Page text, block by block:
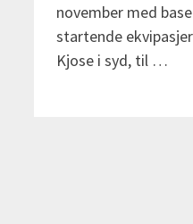
november med
startende
Kjose i syd, til …